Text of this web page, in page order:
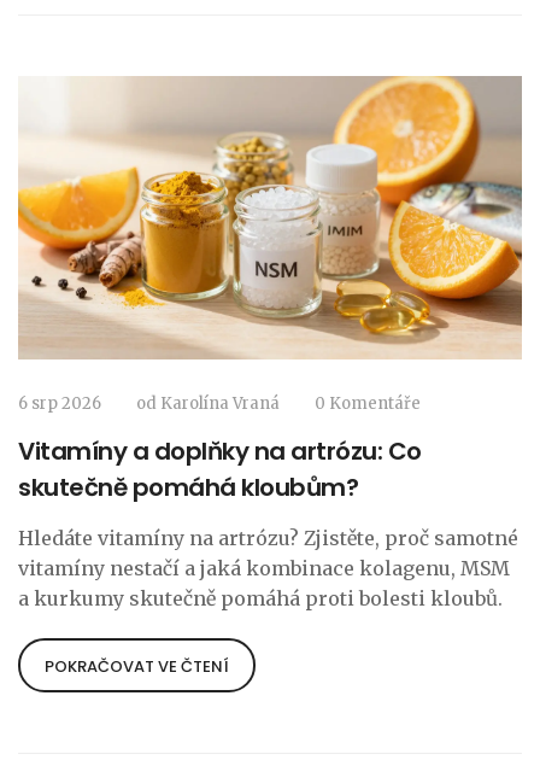
6 srp 2026 od Karolína Vraná 0 Komentáře
Vitamíny a doplňky na artrózu: Co
skutečně pomáhá kloubům?
Hledáte vitamíny na artrózu? Zjistěte, proč samotné
vitamíny nestačí a jaká kombinace kolagenu, MSM
a kurkumy skutečně pomáhá proti bolesti kloubů.
POKRAČOVAT VE ČTENÍ